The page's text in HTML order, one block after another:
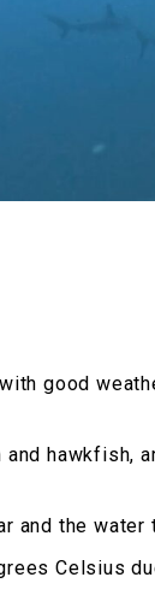
good
hawkfish,
and the
Celsius